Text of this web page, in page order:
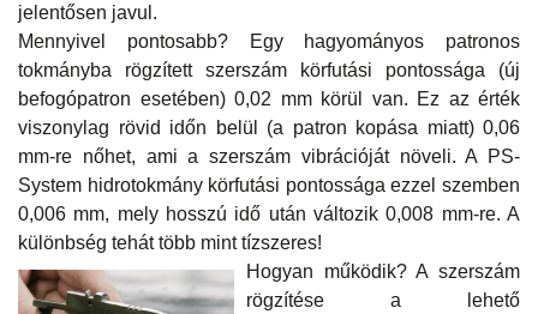
jelentősen javul.
Mennyivel pontosabb? Egy hagyományos patronos
tokmányba rögzített szerszám körfutási pontossága (új
befogópatron esetében) 0,02 mm körül van. Ez az érték
viszonylag rövid időn belül (a patron kopása miatt) 0,06
mm-re nőhet, ami a szerszám vibrációját növeli. A PS-
System hidrotokmány körfutási pontossága ezzel szemben
0,006 mm, mely hosszú idő után változik 0,008 mm-re. A
különbség tehát több mint tízszeres!
Hogyan működik? A szerszám
rögzítése a lehető